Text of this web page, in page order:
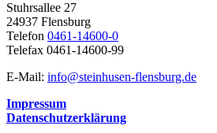
Stuhrsallee 27
24937 Flensburg
Telefon 0461-14600-0
Telefax 0461-14600-99
E-Mail: info@steinhusen-flensburg.de
Impressum
Datenschutzerklärung